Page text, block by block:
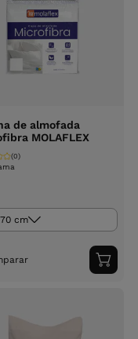
de almofada
MOLAFLEX
(0)
cm
ao